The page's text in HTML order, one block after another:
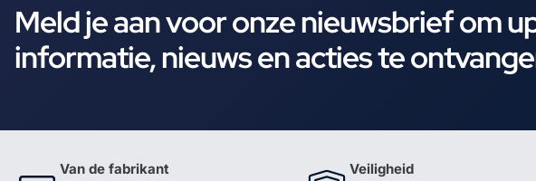
Meld je aan voor onze nieuwsbrief om
informatie, nieuws en acties te
Van de fabrikant Veiligheid